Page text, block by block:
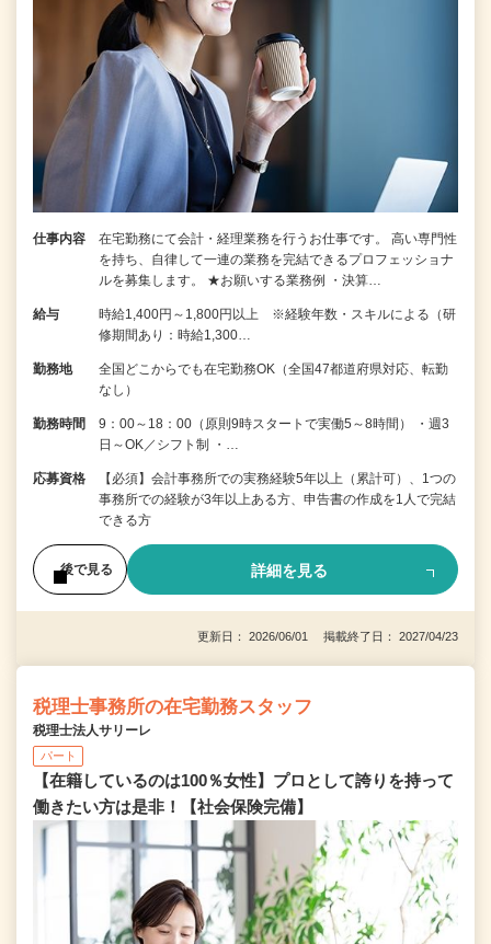
仕事内容
在宅勤務にて会計・経理業務を行うお仕事です。 高い専門性
を持ち、自律して一連の業務を完結できるプロフェッショナ
ルを募集します。 ★お願いする業務例 ・決算…
給与
時給1,400円～1,800円以上 ※経験年数・スキルによる（研
修期間あり：時給1,300…
勤務地
全国どこからでも在宅勤務OK（全国47都道府県対応、転勤
なし）
勤務時間
9：00～18：00（原則9時スタートで実働5～8時間） ・週3
日～OK／シフト制 ・…
応募資格
【必須】会計事務所での実務経験5年以上（累計可）、1つの
事務所での経験が3年以上ある方、申告書の作成を1人で完結
できる方
後で見る 詳細を見る
更新日： 2026/06/01 掲載終了日： 2027/04/23
税理士事務所の在宅勤務スタッフ
税理士法人サリーレ
パート
【在籍しているのは100％女性】プロとして誇りを持って
働きたい方は是非！【社会保険完備】